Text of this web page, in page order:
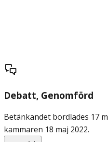
Debatt, Genomförd
Betänkandet bordlades 17
kammaren 18 maj 2022.